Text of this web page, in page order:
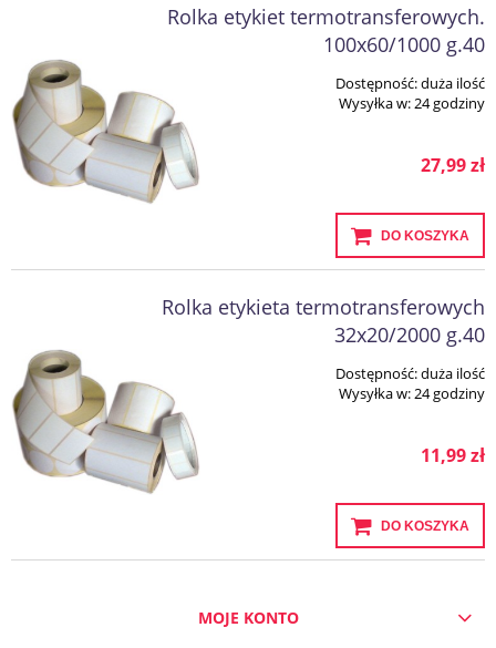
Rolka etykiet termotransferowych.
100x60/1000 g.40
Dostępność:duża ilość
Wysyłka w:24 godziny
27,99 zł
DO KOSZYKA
Rolka etykieta termotransferowych
32x20/2000 g.40
Dostępność:duża ilość
Wysyłka w:24 godziny
11,99 zł
DO KOSZYKA
MOJE KONTO